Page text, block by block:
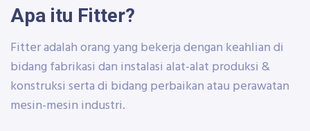
Apa itu Fitter?
Fitter adalah orang yang bekerja dengan keahlian di
bidang fabrikasi dan instalasi alat-alat produksi &
konstruksi serta di bidang perbaikan atau perawatan
mesin-mesin industri.